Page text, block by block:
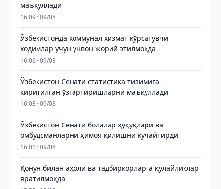
маъқуллади
16:09 · 09/08
Ўзбекистонда коммунал хизмат кўрсатувчи
ходимлар учун унвон жорий этилмоқда
16:06 · 09/08
Ўзбекистон Сенати статистика тизимига
киритилган ўзгартиришларни маъқуллади
16:03 · 09/08
Ўзбекистон Сенати болалар ҳуқуқлари ва
омбудсманларни ҳимоя қилишни кучайтирди
16:01 · 09/08
Қонун билан аҳоли ва тадбиркорларга қулайликлар
яратилмоқда